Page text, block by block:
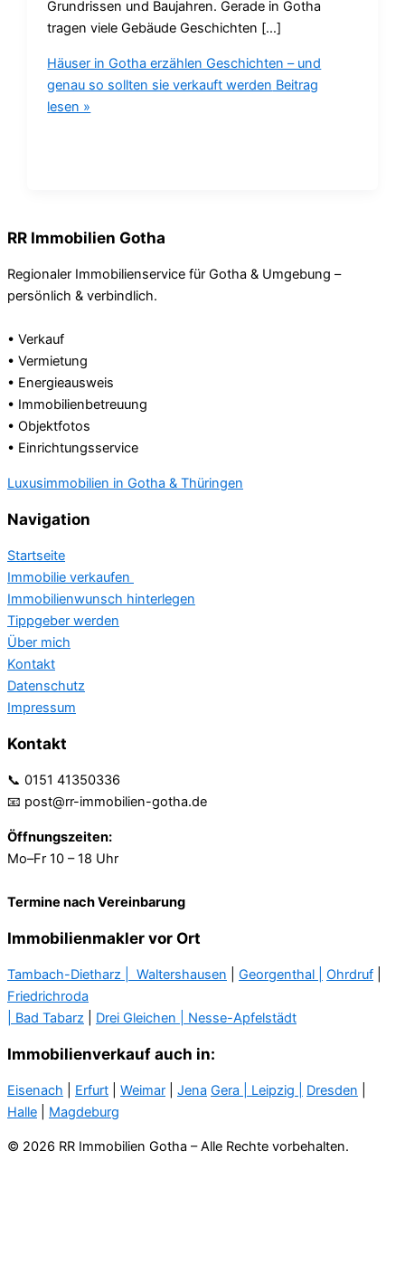
Grundrissen und Baujahren. Gerade in Gotha
tragen viele Gebäude Geschichten […]
Häuser in Gotha erzählen Geschichten – und
genau so sollten sie verkauft werden Beitrag
lesen »
RR Immobilien Gotha
Regionaler Immobilienservice für Gotha & Umgebung –
persönlich & verbindlich.
• Verkauf
• Vermietung
• Energieausweis
• Immobilienbetreuung
• Objektfotos
• Einrichtungsservice
Luxusimmobilien in Gotha & Thüringen
Navigation
Startseite
Immobilie verkaufen
Immobilienwunsch hinterlegen
Tippgeber werden
Über mich
Kontakt
Datenschutz
Impressum
Kontakt
📞 0151 41350336
📧 post@rr-immobilien-gotha.de
Öffnungszeiten:
Mo–Fr 10 – 18 Uhr
Termine nach Vereinbarung
Immobilienmakler vor Ort
Tambach-Dietharz | Waltershausen Georgenthal | Ohrdruf
Friedrichroda
| Bad Tabarz
Drei Gleichen | Nesse-Apfelstädt
Immobilienverkauf auch in:
Eisenach Erfurt Weimar Jena Gera | Leipzig | Dresden
Halle
Magdeburg
© 2026 RR Immobilien Gotha – Alle Rechte vorbehalten.